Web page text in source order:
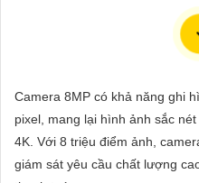
VỤ
trong lĩnh vực camera an ninh.
Camera 8MP có khả năng ghi
pixel, mang lại hình ảnh sắc
4K. Với 8 triệu điểm ảnh,
giám sát yêu cầu chất lượng